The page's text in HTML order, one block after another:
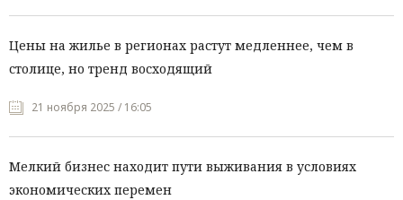
Цены на жилье в регионах растут медленнее, чем в
столице, но тренд восходящий
21 ноября 2025 / 16:05
Мелкий бизнес находит пути выживания в условиях
экономических перемен